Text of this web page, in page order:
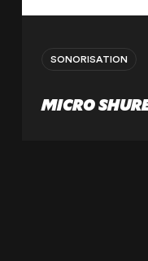
SONORISATION
MICRO